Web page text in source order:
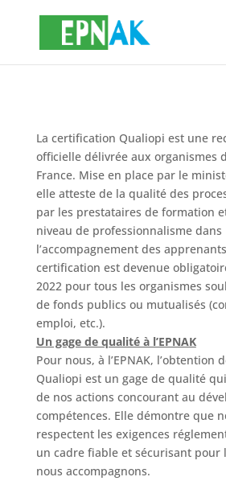
La certification Qualiopi est une
officielle délivrée aux organismes
France. Mise en place par le
elle atteste de la qualité des
par les prestataires de formation
niveau de professionnalisme dans
l’accompagnement des
certification est devenue
2022 pour tous les organismes
de fonds publics ou mutualisés
emploi, etc.).
Un gage de qualité à l’EPNAK
Pour nous, à l’EPNAK, l’obtention
Qualiopi est un gage de qualité
de nos actions concourant au
compétences. Elle démontre que
respectent les exigences
un cadre fiable et sécurisant pour
nous accompagnons.